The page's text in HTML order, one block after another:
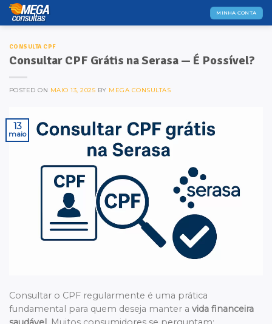
Skip
MINHA CONTA
CONSULTA CPF
Consultar CPF Grátis na Serasa — É Possível?
POSTED ON MAIO 13, 2025 BY MEGA CONSULTAS
13
maio
Consultar o CPF regularmente é uma prática
fundamental para quem deseja manter a vida financeira